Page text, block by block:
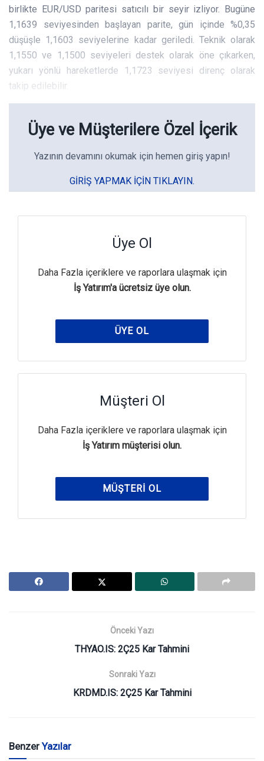
birlikte EUR/USD paritesi satıcılı bir seyir izliyor. Bugüne
1,1639 seviyesinden başlayan parite, gün içinde %0,35
düşüşle 1,1603 seviyelerine kadar geriledi. Teknik olarak
1,1550 ve 1,1500 seviyeleri destek olarak öne çıkarken,
yukarı yönlü hareketlerde 1,1723 seviyesi direnç olarak
takip edilebilir.
Üye ve Müşterilere Özel İçerik
Yazının devamını okumak için hemen giriş yapın!
GIRIŞ YAPMAK IÇIN TIKLAYIN.
Üye Ol
Daha Fazla içeriklere ve raporlara ulaşmak için
İş Yatırım'a ücretsiz üye olun.
ÜYE OL
Müşteri Ol
Daha Fazla içeriklere ve raporlara ulaşmak için
İş Yatırım müşterisi olun.
MÜŞTERI OL
Önceki Yazı
THYAO.IS: 2Ç25 Kar Tahmini
Sonraki Yazı
KRDMD.IS: 2Ç25 Kar Tahmini
BenzerYazılar